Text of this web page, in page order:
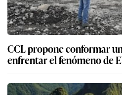
CCL propone conformar
enfrentar el fenómeno de